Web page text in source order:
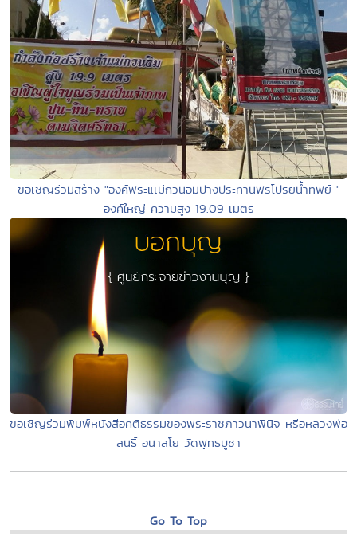
ขอเชิญร่วมสร้าง "องค์พระแเม่กวนอิมปางประทานพรโปรยน้ำทิพย์ "
องค์ใหญ่ ความสูง 19.09 เมตร
ขอเชิญร่วมพิมพ์หนังสือคติธรรมของพระราชภาวนาพินิจ หรือหลวงพ่อ
สนธิ์ อนาลโย วัดพุทธบูชา
Go To Top